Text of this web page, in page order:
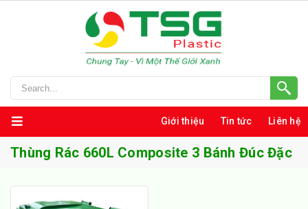
Giới thiệu Tin tức Liên hệ
Thùng Rác 660L Composite 3 Bánh Đúc Đặc